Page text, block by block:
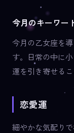
今月のキーワー
今月の乙女座を
す。日常の中に
運を引き寄せるこ
恋愛運
細やかな気配り